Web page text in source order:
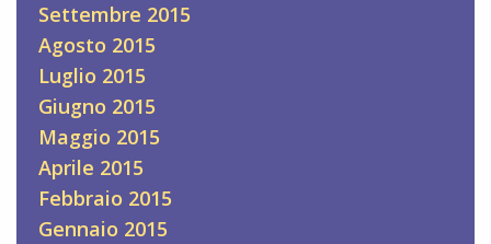
Settembre 2015
Agosto 2015
Luglio 2015
Giugno 2015
Maggio 2015
Aprile 2015
Febbraio 2015
Gennaio 2015